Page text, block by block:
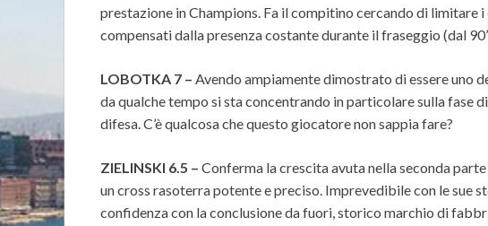
prestazione in Champions. Fa il compitino cercando di limitare
compensati dalla presenza costante durante il fraseggio (dal
LOBOTKA 7 – Avendo ampiamente dimostrato di essere uno
da qualche tempo si sta concentrando in particolare sulla fase
difesa. C’è qualcosa che questo giocatore non sappia fare?
ZIELINSKI 6.5 – Conferma la crescita avuta nella seconda
un cross rasoterra potente e preciso. Imprevedibile con le sue
confidenza con la conclusione da fuori, storico marchio di